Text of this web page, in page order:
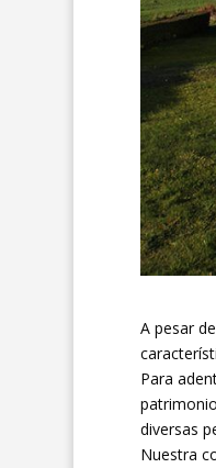
A pesar
Para
diversas
Nuestra